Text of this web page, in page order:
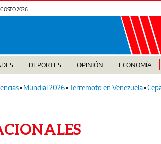
2026
DEPORTES OPINIÓN ECONOMÍA
Mundial 2026 Terremoto en Venezuela